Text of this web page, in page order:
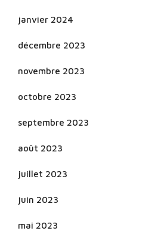
janvier 2024
décembre 2023
novembre 2023
octobre 2023
septembre 2023
août 2023
juillet 2023
juin 2023
mai 2023